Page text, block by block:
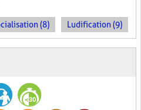
(8) Ludification (9)